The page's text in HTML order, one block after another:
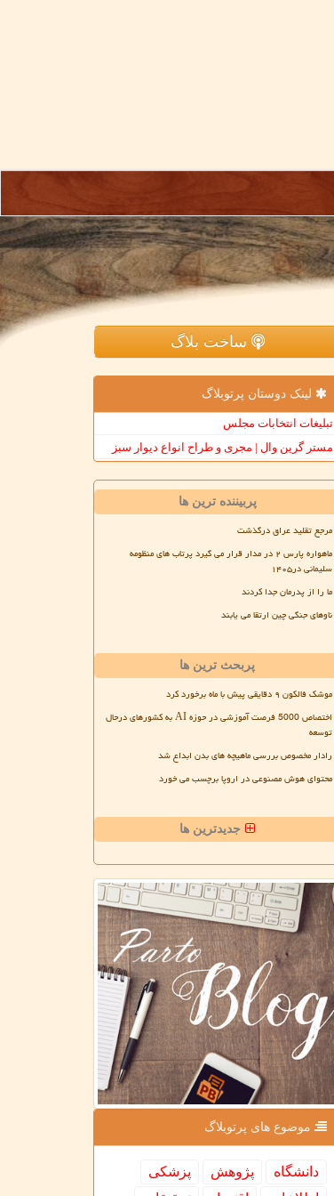
ساخت بلاگ
لینک دوستان پرتوبلاگ
تبلیغات انتخابات مجلس
مستر گرین وال | مجری و طراح انواع دیوار سبز
پربیننده ترین ها
مرجع تقلید عراق درگذشت
ماهواره پارس ۲ در مدار قرار می گیرد پرتاب های منظومه
سلیمانی در۱۴۰۵
ما را از پدرمان جدا کردند
ناوهای جنگی چین ارتقا می یابند
پربحث ترین ها
موشک فالکون ۹ دقایقی پیش با ماه برخورد کرد
اختصاص 5000 فرصت آموزشی در حوزه AI به کشورهای درحال
توسعه
رادار مخصوص بررسی ماهیچه های بدن ابداع شد
محتوای هوش مصنوعی در اروپا برچسب می خورد
جدیدترین ها
موضوع های پرتوبلاگ
دانشگاه پژوهش
پزشكی